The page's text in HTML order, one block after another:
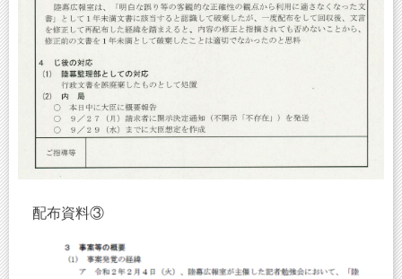
配布資料③